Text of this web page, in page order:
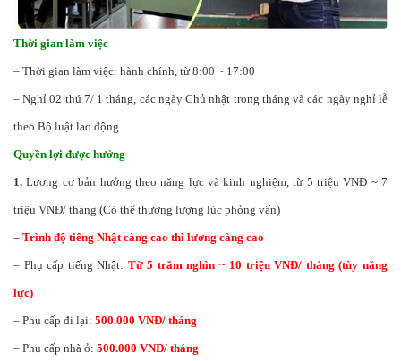
Thời gian làm việc
– Thời gian làm việc: hành chính, từ 8:00 ~ 17:00
– Nghỉ 02 thứ 7/ 1 tháng, các ngày Chủ nhật trong tháng và các ngày nghỉ lễ
theo Bộ luật lao động.
Quyền lợi được hưởng
1. Lương cơ bản hưởng theo năng lực và kinh nghiệm, từ 5 triệu VNĐ ~ 7
triệu VNĐ/ tháng (Có thể thương lượng lúc phỏng vấn)
– Trình độ tiếng Nhật càng cao thì lương càng cao
– Phụ cấp tiếng Nhật: Từ 5 trăm nghìn ~ 10 triệu VNĐ/ tháng (tùy năng
lực)
– Phụ cấp đi lại: 500.000 VNĐ/ tháng
– Phụ cấp nhà ở: 500.000 VNĐ/ tháng